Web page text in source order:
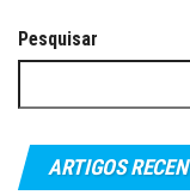
Pesquisar
ARTIGOS